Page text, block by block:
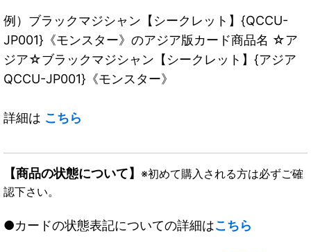
例）ブラックマジシャン【シークレット】{QCCU-
JP001}《モンスター》のアジア版カード商品名 ☆ア
ジア☆ブラックマジシャン【シークレット】{アジア
QCCU-JP001}《モンスター》
詳細は こちら
【商品の状態について】 ※初めて購入される方は必ずご確
認下さい。
●カードの状態表記についての詳細はこちら